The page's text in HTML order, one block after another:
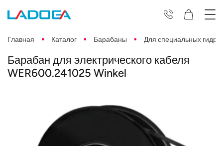
Главная Каталог Барабаны Для специальных
Барабан для электрического кабеля
WER600.241025 Winkel